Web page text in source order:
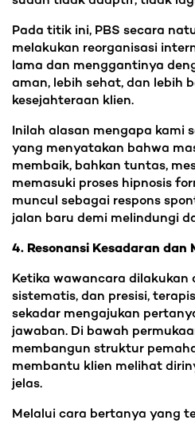
Pada titik ini, PBS secara
melakukan reorganisasi
lama dan menggantinya
aman, lebih sehat, dan lebih
kesejahteraan klien.
Inilah alasan mengapa kami
yang menyatakan bahwa
membaik, bahkan tuntas,
memasuki proses hipnosis
muncul sebagai respons
jalan baru demi melindungi
4. Resonansi Kesadaran
Ketika wawancara dilakukan
sistematis, dan presisi,
sekadar mengajukan
jawaban. Di bawah
membangun struktur
membantu klien melihat
jelas.
Melalui cara bertanya yang